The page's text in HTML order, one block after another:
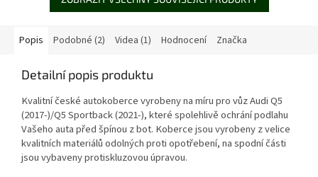
Popis Podobné (2) Videa (1) Hodnocení Značka
Detailní popis produktu
Kvalitní české autokoberce vyrobeny na míru pro vůz Audi Q5
(2017-)/Q5 Sportback (2021-), které spolehlivě ochrání podlahu
Vašeho auta před špínou z bot. Koberce jsou vyrobeny z velice
kvalitních materiálů odolných proti opotřebení, na spodní části
jsou vybaveny protiskluzovou úpravou.